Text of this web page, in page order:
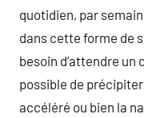
quotidien, par
dans cette forme de
besoin d’attendre un
possible de
accéléré ou bien la